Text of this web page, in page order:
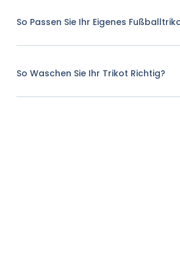
So Passen Sie Ihr Eigenes
So Waschen Sie Ihr Trikot Richtig?